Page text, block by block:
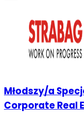
Młodszy/a
Corporate Real